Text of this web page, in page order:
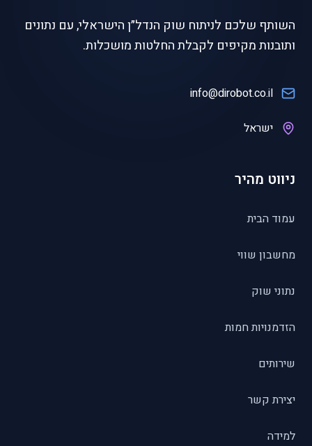
השותף שלכם לניתוח שוק הנדל״ן הישראלי, עם נתונים
ותובנות מקיפים לקבלת החלטות מושכלות.
info@dirobot.co.il
ישראל
ניווט מהיר
עמוד הבית
מחשבון שווי
נתוני שוק
הזדמנויות חמות
שירותים
יצירת קשר
למידה